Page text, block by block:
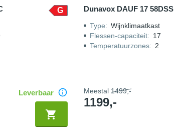
G
Leverbaar
Dunavox DAUF 17 58DSS
Type: Wijnklimaatkast
Flessen-capaciteit: 17
Temperatuurzones: 2
Meestal 1499,-
1199,-